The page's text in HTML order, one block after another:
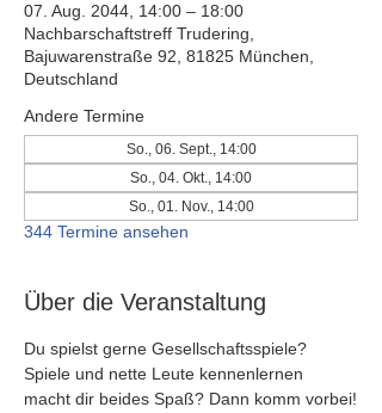
07. Aug. 2044, 14:00 – 18:00
Nachbarschaftstreff Trudering,
Bajuwarenstraße 92, 81825 München,
Deutschland
Andere Termine
So., 06. Sept., 14:00
So., 04. Okt., 14:00
So., 01. Nov., 14:00
344 Termine ansehen
Über die Veranstaltung
Du spielst gerne Gesellschaftsspiele?
Spiele und nette Leute kennenlernen
macht dir beides Spaß? Dann komm vorbei!